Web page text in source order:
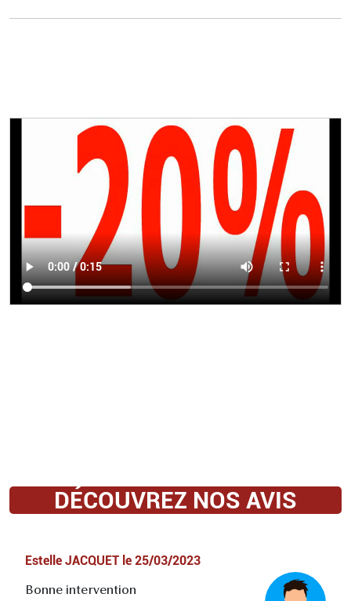
DÉCOUVREZ NOS AVIS
Estelle JACQUET le 25/03/2023
Bonne intervention